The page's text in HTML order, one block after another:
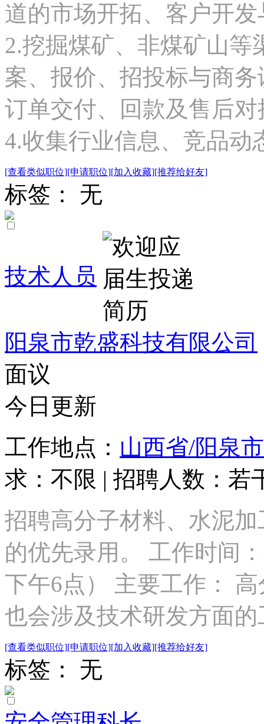
道的市场开拓、客户开
2.挖掘煤矿、非煤矿山等
案、报价、招投标与商
订单交付、回款及售后
4.收集行业信息、竞品动
[查看类似职位][申请职位][加入收藏][推荐给好友]
标签： 无
技术人员
阳泉市乾盛科技有限公司
面议
今日更新
工作地点： 山西省/阳泉市
求：不限 | 招聘人数：若
招聘高分子材料、水泥
的优先录用。 工作时间
下午6点） 主要工作：
也会涉及技术研发方面的
[查看类似职位][申请职位][加入收藏][推荐给好友]
标签： 无